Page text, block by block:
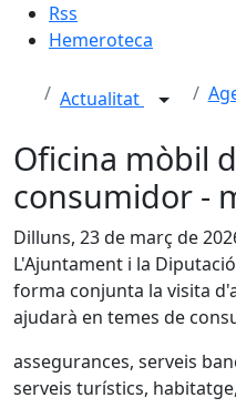
Rss
Hemeroteca
Actualitat
Oficina mòbil
consumidor -
Dilluns, 23 de març de
L'Ajuntament i la
forma conjunta la visita
ajudarà en temes de
assegurances, serveis
serveis turístics,